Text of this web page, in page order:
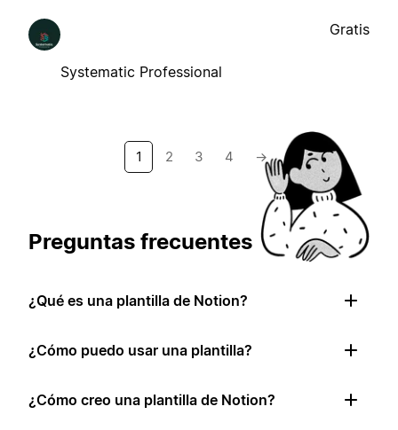
Systematic Professional
Gratis
1 2 3 4 →
Preguntas frecuentes
¿Qué es una plantilla de Notion?
¿Cómo puedo usar una plantilla?
¿Cómo creo una plantilla de Notion?